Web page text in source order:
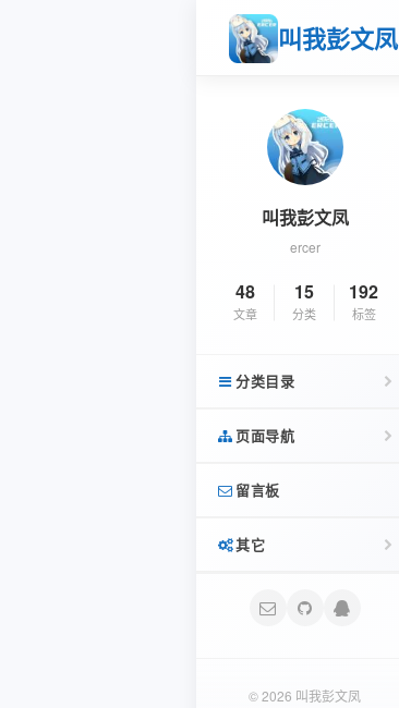
叫我彭文凤
叫我彭文凤
ercer
48
文章
15
分类
192
标签
分类目录
杂语
SWAPIDC
分享
日记
页面导航
首页
文迹
留言板
其它
登录
© 2026 叫我彭文凤